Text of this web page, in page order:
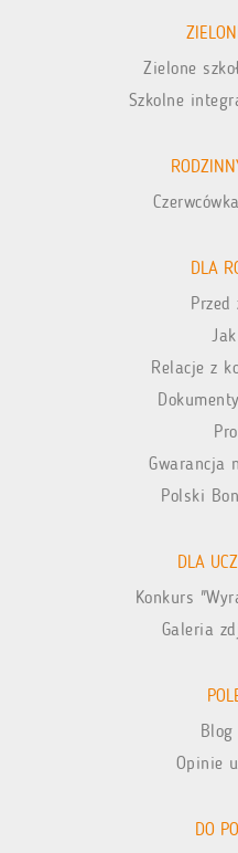
Zielone
Szkolne
DLA
Przed
Relacje z
Gwarancja
Polski
DLA
Konkurs
Galeria
Blog
Opinie
DO